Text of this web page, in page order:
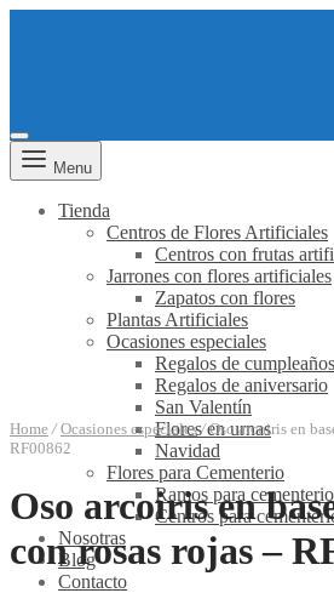
Menu
Tienda
Centros de Flores Artificiales
Centros con frutas
Jarrones con flores artificiales
Zapatos con flores
Plantas Artificiales
Ocasiones especiales
Regalos de cumpleaños
Regalos de aniversario
San Valentín
Flores en urnas
Navidad
Flores para Cementerio
Ramos para cementerio
Centros para
Nosotras
Blog
Contacto
Home / Ocasiones especiales /Oso arcoiris en
RF00862
Oso arcoiris en
con rosas rojas –